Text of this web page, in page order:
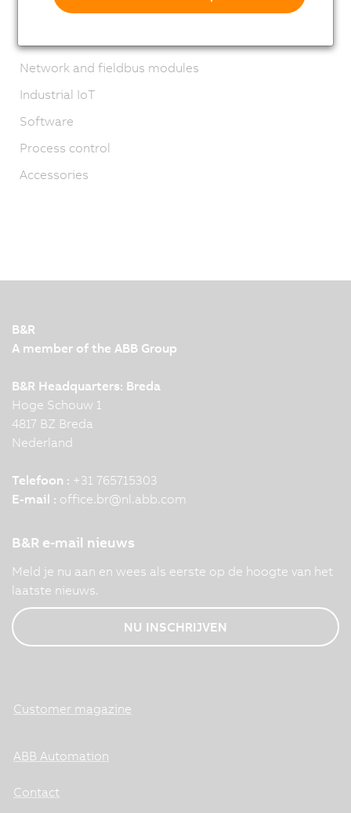
Robotics
Network and fieldbus modules
Industrial IoT
Software
Process control
Accessories
B&R
A member of the ABB Group
B&R Headquarters: Breda
Hoge Schouw 1
4817 BZ Breda
Nederland
Telefoon : +31 765715303
E-mail : office.br@nl.abb.com
B&R e-mail nieuws
Meld je nu aan en wees als eerste op de hoogte van het
laatste nieuws.
NU INSCHRIJVEN
Customer magazine
ABB Automation
Contact